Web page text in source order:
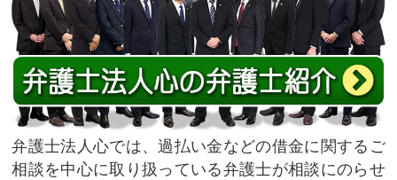
弁護士法人心では、過払い金などの借金に関するご
相談を中心に取り扱っている弁護士が相談にのらせ